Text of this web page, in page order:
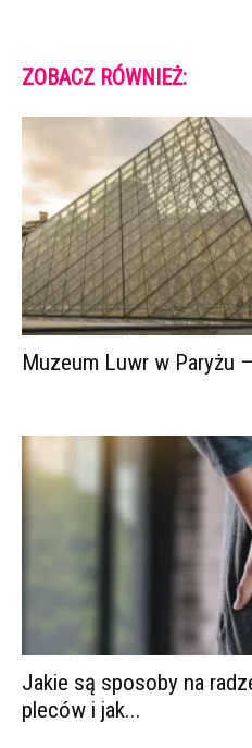
ZOBACZ RÓWNIEŻ:
Muzeum Luwr w Paryżu
Jakie są sposoby na
pleców i jak...